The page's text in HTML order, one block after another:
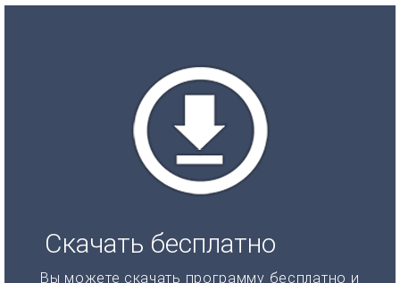
Скачать бесплатно
Вы можете скачать программу бесплатно и